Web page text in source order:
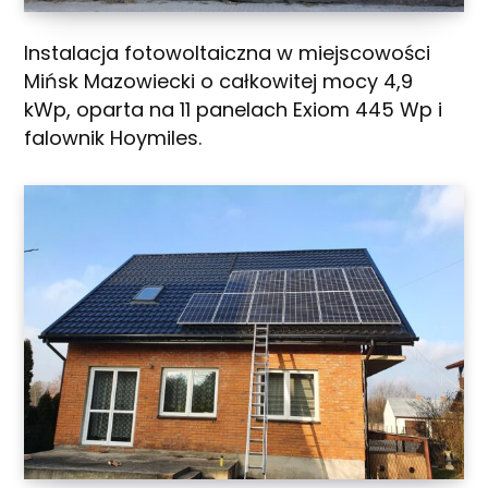
Instalacja fotowoltaiczna w miejscowości
Mińsk Mazowiecki o całkowitej mocy 4,9
kWp, oparta na 11 panelach Exiom 445 Wp i
falownik Hoymiles.